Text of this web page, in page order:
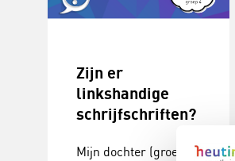
Zijn er
linkshandige
schrijfschriften?
Mijn dochter (groep 4)